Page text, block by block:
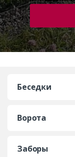
Беседки
Ворота
Заборы